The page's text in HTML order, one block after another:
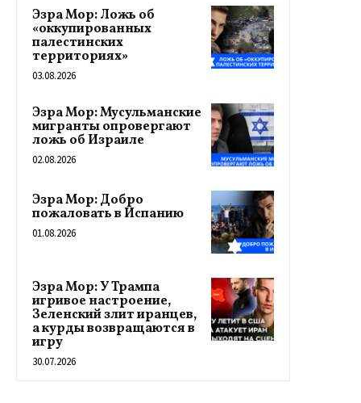
Эзра Мор: Ложь об
«оккупированных
палестинских
территориях»
03.08.2026
Эзра Мор: Мусульманские
мигранты опровергают
ложь об Израиле
02.08.2026
Эзра Мор: Добро
пожаловать в Испанию
01.08.2026
Эзра Мор: У Трампа
игривое настроение,
Зеленский злит иранцев,
а курды возвращаются в
игру
30.07.2026